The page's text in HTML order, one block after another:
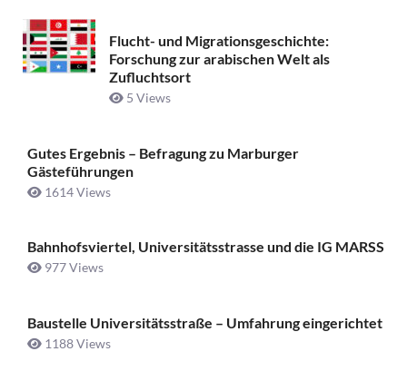
Flucht- und Migrationsgeschichte:
Forschung zur arabischen Welt als
Zufluchtsort
5 Views
Gutes Ergebnis – Befragung zu Marburger
Gästeführungen
1614 Views
Bahnhofsviertel, Universitätsstrasse und die IG MARSS
977 Views
Baustelle Universitätsstraße ­– Umfahrung eingerichtet
1188 Views